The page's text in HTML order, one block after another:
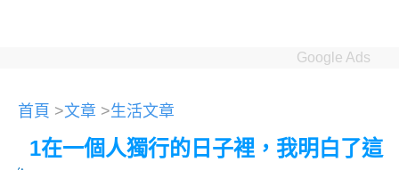
Google Ads
首頁 >文章 >生活文章
1在一個人獨行的日子裡，我明白了這